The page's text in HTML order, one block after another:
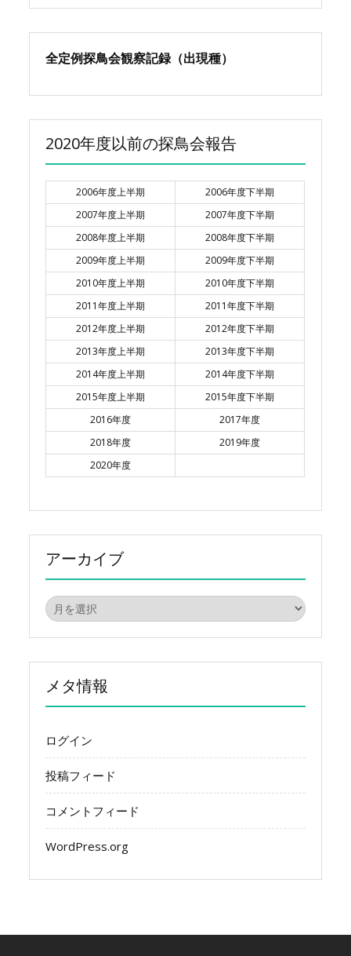
全定例探鳥会観察記録（出現種）
2020年度以前の探鳥会報告
2006年度上半期
2006年度下半期
2007年度上半期
2007年度下半期
2008年度上半期
2008年度下半期
2009年度上半期
2009年度下半期
2010年度上半期
2010年度下半期
2011年度上半期
2011年度下半期
2012年度上半期
2012年度下半期
2013年度上半期
2013年度下半期
2014年度上半期
2014年度下半期
2015年度上半期
2015年度下半期
2016年度
2017年度
2018年度
2019年度
2020年度
アーカイブ
ア
ー
カ
イ
ブ
メタ情報
ログイン
投稿フィード
コメントフィード
WordPress.org